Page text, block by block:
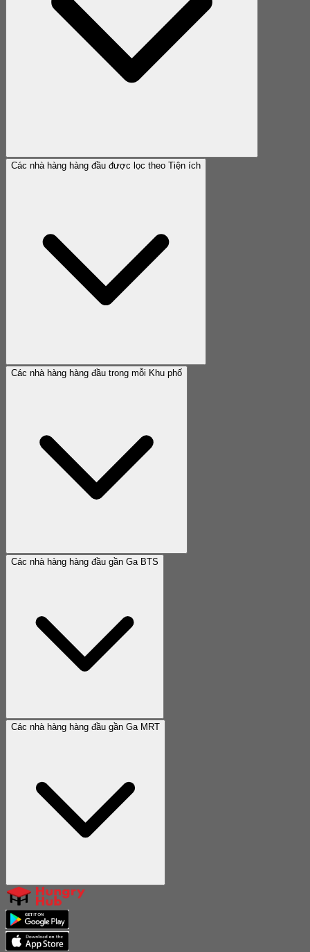
Các nhà hàng hàng đầu được lọc theo Tiện ích
Các nhà hàng hàng đầu trong mỗi Khu phố
Các nhà hàng hàng đầu gần Ga BTS
Các nhà hàng hàng đầu gần Ga MRT